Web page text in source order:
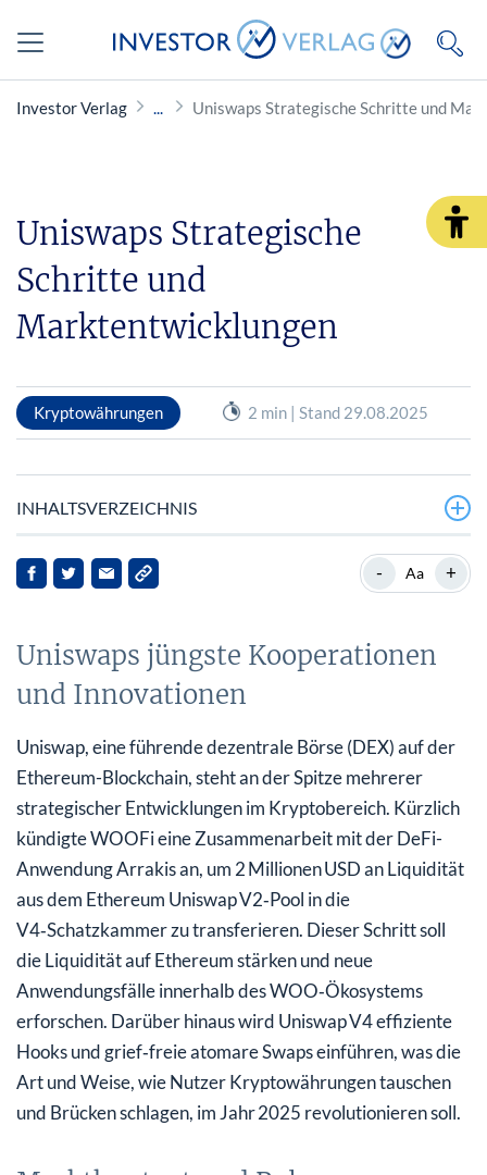
Investor Verlag Uniswaps Strategische Schritte und
Uniswaps Strategische
Schritte und
Marktentwicklungen
Kryptowährungen 2 min | Stand 29.08.2025
INHALTSVERZEICHNIS
Uniswaps jüngste Kooperationen und Innovationen
Auswirkungen auf Stakeholder
Regulatorische und Branchenentwicklungen
Ausblick
- Aa +
Uniswaps jüngste Kooperationen
und Innovationen
Uniswap, eine führende dezentrale Börse (DEX) auf der
Ethereum-Blockchain, steht an der Spitze mehrerer
strategischer Entwicklungen im Kryptobereich. Kürzlich
kündigte WOOFi eine Zusammenarbeit mit der DeFi-
Anwendung Arrakis an, um 2 Millionen USD an Liquidität
aus dem Ethereum Uniswap V2‑Pool in die
V4‑Schatzkammer zu transferieren. Dieser Schritt soll
die Liquidität auf Ethereum stärken und neue
Anwendungsfälle innerhalb des WOO‑Ökosystems
erforschen. Darüber hinaus wird Uniswap V4 effiziente
Hooks und grief‑freie atomare Swaps einführen, was die
Art und Weise, wie Nutzer Kryptowährungen tauschen
und Brücken schlagen, im Jahr 2025 revolutionieren soll.